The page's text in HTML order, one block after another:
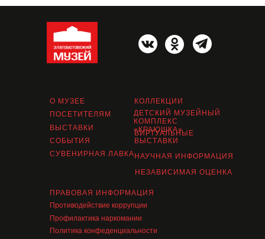
КОЛЛЕКЦИИ
ВИРТУАЛЬНЫЕ
ВЫСТАВКИ
НЕЗАВИСИМАЯ ОЦЕНКА
ДЕТСКИЙ МУЗЕЙНЫЙ
КОМПЛЕКС
«КРАЮШКА»
НАУЧНАЯ ИНФОРМАЦИЯ
О МУЗЕЕ
ВЫСТАВКИ
СУВЕНИРНАЯ ЛАВКА
СОБЫТИЯ
ПОСЕТИТЕЛЯМ
ПРАВОВАЯ ИНФОРМАЦИЯ
Противодействие коррупции
Профилактика наркомании
Политика конфеденциальности